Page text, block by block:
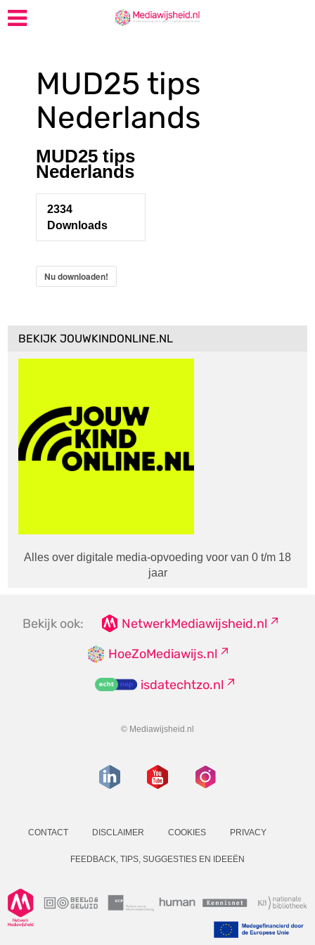
MUD25 tips
Nederlands
MUD25 tips
Nederlands
2334
Downloads
Nu downloaden!
BEKIJK JOUWKINDONLINE.NL
Alles over digitale media-opvoeding voor van 0 t/m 18
jaar
Bekijk ook:
NetwerkMediawijsheid.nl
HoeZoMediawijs.nl
isdatechtzo.nl
© Mediawijsheid.nl
CONTACT DISCLAIMER COOKIES PRIVACY
FEEDBACK, TIPS, SUGGESTIES EN IDEEËN